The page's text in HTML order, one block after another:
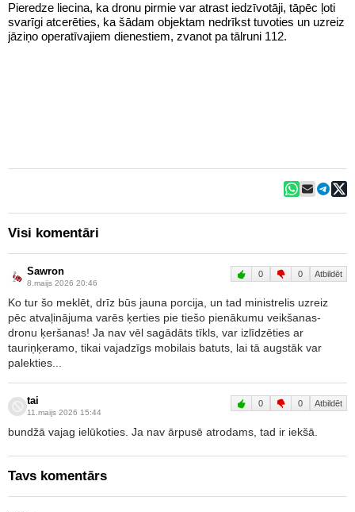
Pieredze liecina, ka dronu pirmie var atrast iedzīvotāji, tāpēc ļoti
svarīgi atcerēties, ka šādam objektam nedrīkst tuvoties un uzreiz
jāziņo operatīvajiem dienestiem, zvanot pa tālruni 112.
Visi komentāri
Sawron
8.maijs 2026 20:46
0 0 Atbildēt
Ko tur šo meklēt, drīz būs jauna porcija, un tad ministrelis uzreiz
pēc atvaļinājuma varēs ķerties pie tiešo pienākumu veikšanas-
dronu ķeršanas! Ja nav vēl sagādāts tīkls, var izlīdzēties ar
tauriņķeramo, tikai vajadzīgs mobilais batuts, lai tā augstāk var
palekties...
tai
11.maijs 2026 15:44
0 0 Atbildēt
bundžā vajag ielūkoties. Ja nav ārpusē atrodams, tad ir iekšā.
Tavs komentārs